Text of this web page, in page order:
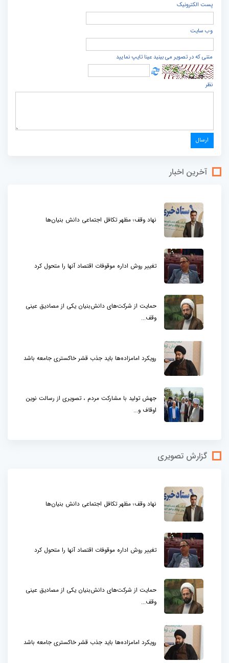
پست الكترونيک
وب سایت
متنی که در تصویر می بینید عینا تایپ نمایید
نظر
آخرین اخبار
نهاد وقف؛ مظهر تکافل اجتماعی دانش بنیان‌ها
تغییر روش اداره موقوفات اقتصاد آنها را متحول کرد
حمایت از شرکت‌های دانش‌بنیان یکی از مصادیق عینی
وقف...
رویکرد امامزاده‌ها باید جذب قشر خاکستری جامعه باشد
جهش تولید با مشارکت مردم ، تصویری از رسالت نوین
اوقاف و...
گزارش تصویری
نهاد وقف؛ مظهر تکافل اجتماعی دانش بنیان‌ها
تغییر روش اداره موقوفات اقتصاد آنها را متحول کرد
حمایت از شرکت‌های دانش‌بنیان یکی از مصادیق عینی
وقف...
رویکرد امامزاده‌ها باید جذب قشر خاکستری جامعه باشد